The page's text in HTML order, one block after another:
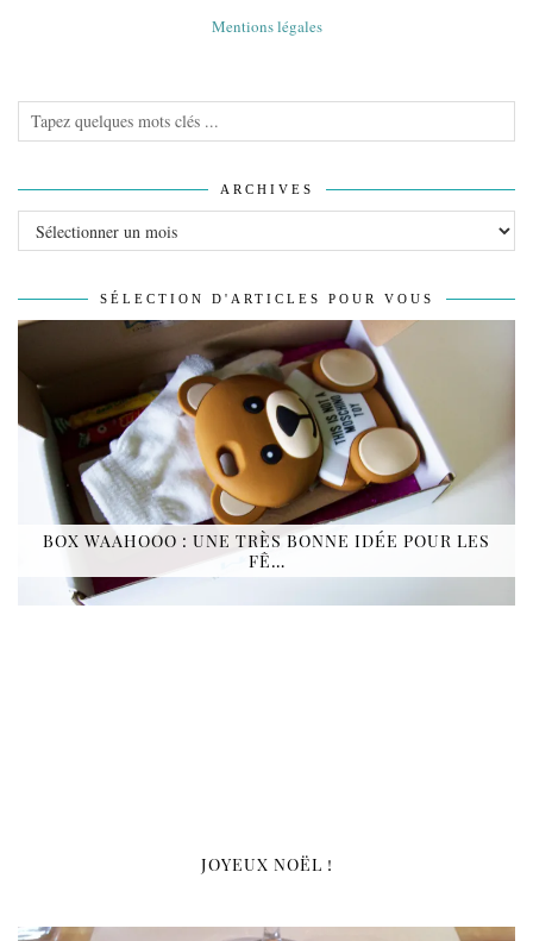
Mentions légales
ARCHIVES
SÉLECTION D'ARTICLES POUR VOUS
BOX WAAHOOO : UNE TRÈS BONNE IDÉE POUR LES
FÊ…
JOYEUX NOËL !